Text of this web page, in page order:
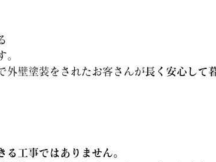
。
外壁塗装をされたお客さんが長く安心して
る工事ではありません。